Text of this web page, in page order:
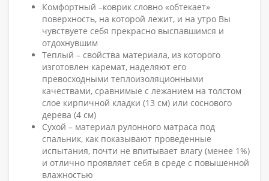
Комфортный –коврик словно «обтекает»
поверхность, на которой лежит, и на утро Вы
чувствуете себя прекрасно выспавшимся и
отдохнувшим
Теплый – свойства материала, из которого
изготовлен каремат, наделяют его
превосходными теплоизоляционными
качествами, сравнимые с лежанием на толстом
слое кирпичной кладки (13 см) или соснового
дерева (4 см)
Сухой – материал рулонного матраса под
спальник, как показывают проведенные
испытания, почти не впитывает влагу (менее 1%)
и отлично проявляет себя в среде с повышенной
влажностью